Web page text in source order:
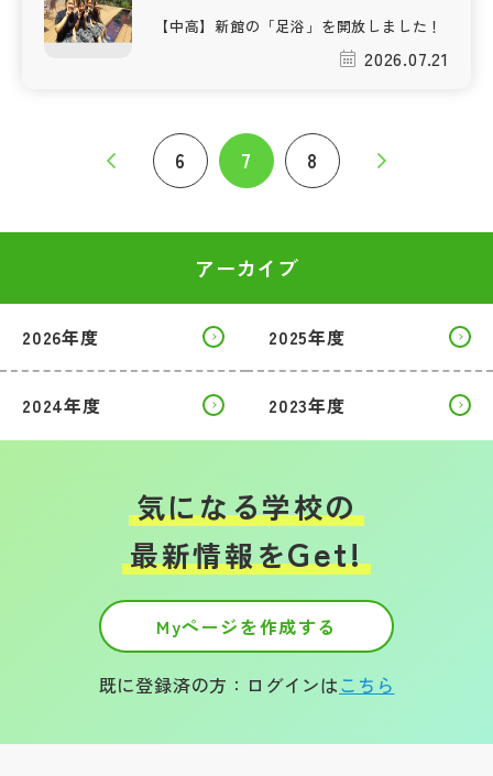
【中高】新館の「足浴」を開放しました！
2026.07.21
6 7 8
アーカイブ
2026年度 2025年度
2024年度 2023年度
気になる学校の
最新情報をGet!
Myページを作成する
既に登録済の方：ログインはこちら